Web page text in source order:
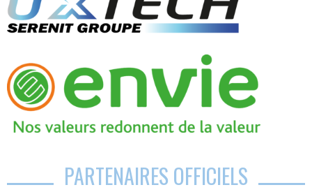
PARTENAIRES OFFICIELS